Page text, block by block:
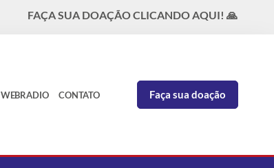
FAÇA SUA DOAÇÃO CLICANDO AQUI! 🙏
WEBRADIO CONTATO Faça sua doação